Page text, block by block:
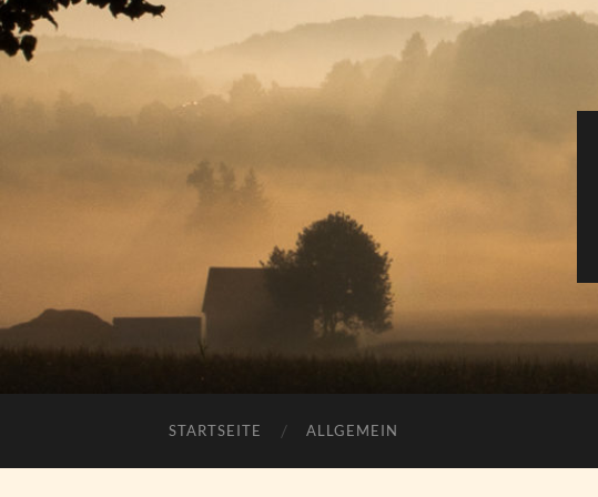
STARTSEITE ALLGEMEIN